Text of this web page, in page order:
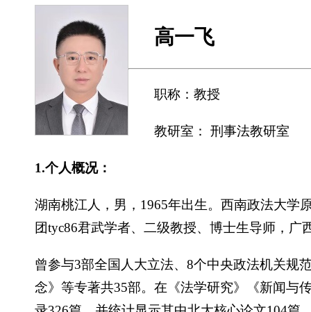
高一飞
职称：教授
教研室： 刑事法教研室
1.个人概况：
湖南桃江人，男，1965年出生。西南政法大学
团tyc86君武学者、二级教授、博士生导师，
曾参与3部全国人大立法、8个中央政法机关规
念》等专著共35部。在《法学研究》《新闻与